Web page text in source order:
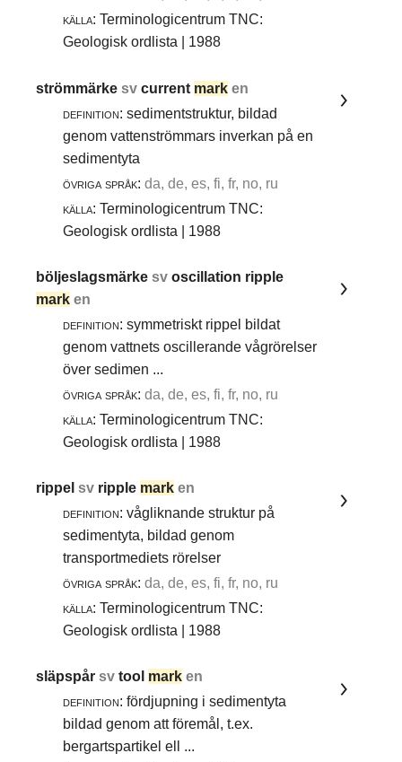
källa: Terminologicentrum TNC:
Geologisk ordlista | 1988
strömmärkesvcurrent mark en
definition: sedimentstruktur, bildad
genom vattenströmmars inverkan på en
sedimentyta
övriga språk: da, de, es, fi, fr, no, ru
källa: Terminologicentrum TNC:
Geologisk ordlista | 1988
böljeslagsmärkesvoscillation ripple
mark en
definition: symmetriskt rippel bildat
genom vattnets oscillerande vågrörelser
över sedimen ...
övriga språk: da, de, es, fi, fr, no, ru
källa: Terminologicentrum TNC:
Geologisk ordlista | 1988
rippelsv ripple mark en
definition: vågliknande struktur på
sedimentyta, bildad genom
transportmediets rörelser
övriga språk: da, de, es, fi, fr, no, ru
källa: Terminologicentrum TNC:
Geologisk ordlista | 1988
släpspårsvtool mark en
definition: fördjupning i sedimentyta
bildad genom att föremål, t.ex.
bergartspartikel ell ...